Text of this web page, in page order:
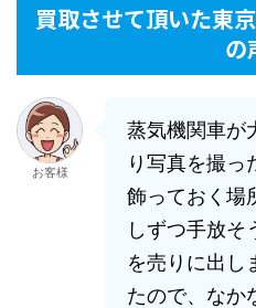
買取させて頂いた東
の
お客様
蒸気機関車が
り写真を撮っ
飾っておく場
しずつ手放そ
を売りに出し
たので、なか